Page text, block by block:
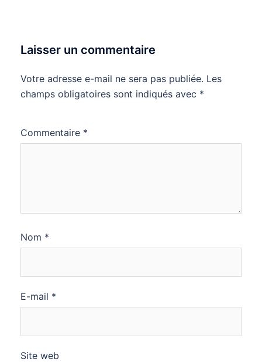
Laisser un commentaire
Votre adresse e-mail ne sera pas publiée. Les
champs obligatoires sont indiqués avec *
Commentaire *
Nom *
E-mail *
Site web